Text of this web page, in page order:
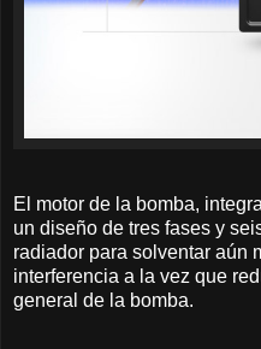
El motor de la bomba,
un diseño de tres fases y
radiador para solventar aún
interferencia a la vez que
general de la bomba.